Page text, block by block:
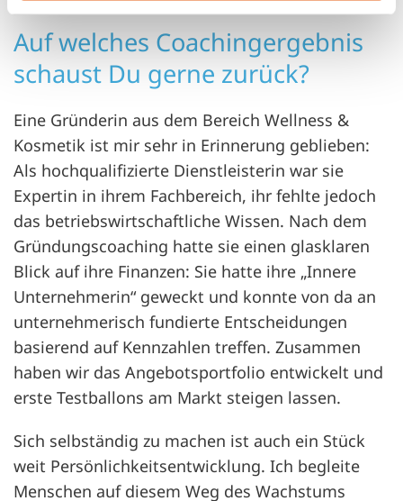
Auf welches Coachingergebnis
schaust Du gerne zurück?
Eine Gründerin aus dem Bereich Wellness &
Kosmetik ist mir sehr in Erinnerung geblieben:
Als hochqualifizierte Dienstleisterin war sie
Expertin in ihrem Fachbereich, ihr fehlte jedoch
das betriebswirtschaftliche Wissen. Nach dem
Gründungscoaching hatte sie einen glasklaren
Blick auf ihre Finanzen: Sie hatte ihre „Innere
Unternehmerin“ geweckt und konnte von da an
unternehmerisch fundierte Entscheidungen
basierend auf Kennzahlen treffen. Zusammen
haben wir das Angebotsportfolio entwickelt und
erste Testballons am Markt steigen lassen.
Sich selbständig zu machen ist auch ein Stück
weit Persönlichkeitsentwicklung. Ich begleite
Menschen auf diesem Weg des Wachstums